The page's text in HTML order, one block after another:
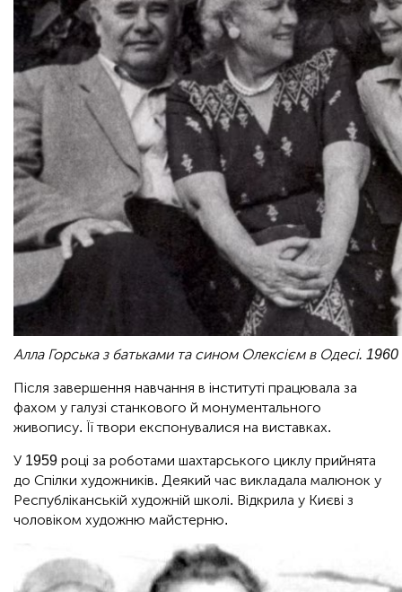
Алла Горська з батьками та сином Олексієм в Одесі. 1960
Після завершення навчання в інституті працювала за
фахом у галузі станкового й монументального
живопису. Її твори експонувалися на виставках.
У 1959 році за роботами шахтарського циклу прийнята
до Спілки художників. Деякий час викладала малюнок у
Республіканській художній школі. Відкрила у Києві з
чоловіком художню майстерню.